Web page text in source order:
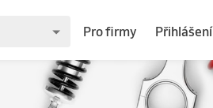
Pro firmy Přihlášení